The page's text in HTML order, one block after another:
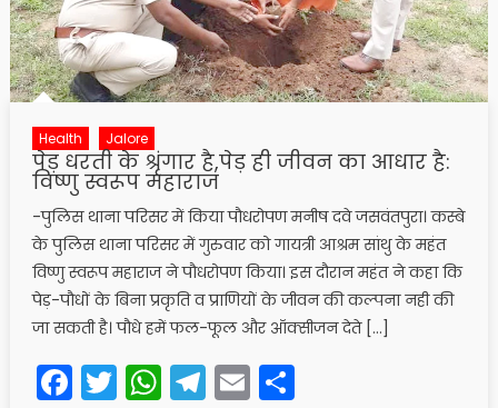
Health Jalore
पेड़ धरती के श्रृंगार है,पेड़ ही जीवन का आधार है:
विष्णु स्वरूप महाराज
-पुलिस थाना परिसर में किया पौधरोपण मनीष दवे जसवंतपुरा। कस्बे
के पुलिस थाना परिसर में गुरुवार को गायत्री आश्रम सांथु के महंत
विष्णु स्वरूप महाराज ने पौधरोपण किया। इस दौरान महंत ने कहा कि
पेड़-पौधों के बिना प्रकृति व प्राणियों के जीवन की कल्पना नही की
जा सकती है। पौधे हमें फल-फूल और ऑक्सीजन देते […]
Facebook
Twitter
WhatsApp
Telegram
EmailShare